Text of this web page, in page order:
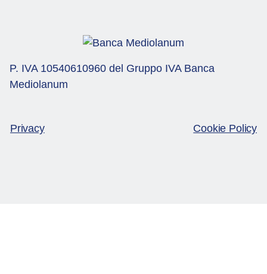
P. IVA 10540610960 del Gruppo IVA Banca
Mediolanum
Privacy Cookie Policy